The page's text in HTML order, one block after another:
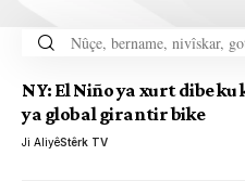
NY: El Niño ya xurt dibe ku
ya global girantir bike
Ji AliyêStêrk TV